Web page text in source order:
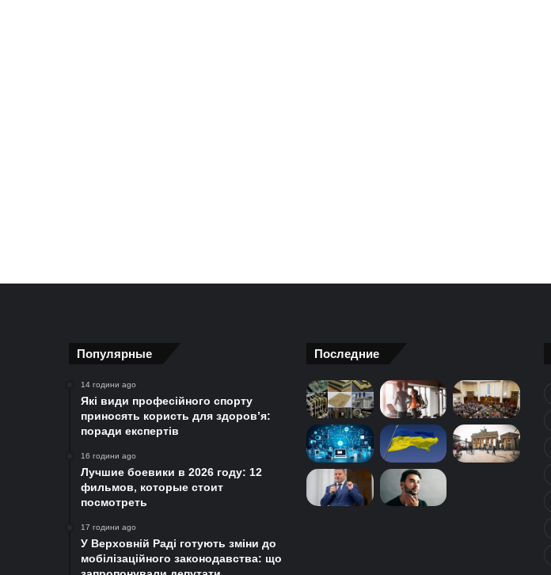
Популярные
14 години ago
Які види професійного спорту
приносять користь для здоров’я:
поради експертів
16 години ago
Лучшие боевики в 2026 году: 12
фильмов, которые стоит
посмотреть
17 години ago
У Верховній Раді готують зміни до
мобілізаційного законодавства: що
Последние